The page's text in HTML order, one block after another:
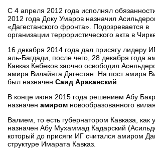
С 4 апреля 2012 года исполнял
2012 года Доку Умаров назначил
«Дагестанского фронта». Подозревается в
организации террористического акта в
16 декабря 2014 года дал присягу лидеру
аль-Багдади, после чего, 28 декабря года
Кавказ Кебеков заочно освободил
амира Вилайята Дагестан. На пост амира
был назначен Саид Араканский
В конце июня 2015 года решением Абу
назначен амиром новообразованного
Валием, то есть губернатором Кавказа, как
назначен Абу Мухаммад Кадарский
который до присяги ИГ считался амиром
структуре Имарата Кавказ.